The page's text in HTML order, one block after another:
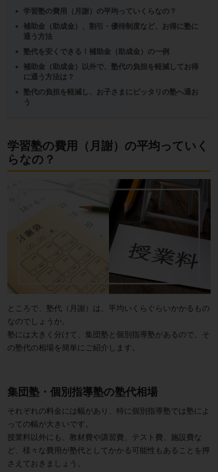
学習塾の費用（月謝）の平均っていくらなの？
補助金（助成金）、割引・優待制度など、お得に塾に
通う方法
塾代を安くできる！補助金（助成金）の一例
補助金（助成金）以外で、塾代の負担を軽減してお得
に通う方法は？
塾代の負担を軽減し、お子さまにピッタリの塾へ通お
う
学習塾の費用（月謝）の平均っていく
らなの？
ところで、塾代（月謝）は、平均いくらぐらいかかるもの
なのでしょうか。
塾には大きく分けて、集団塾と個別指導塾があるので、そ
の塾代の相場を簡単にご紹介します。
集団塾・個別指導塾の塾代相場
それぞれの料金には幅があり、特に個別指導塾では塾によ
っての幅が大きいです。
授業料以外にも、教材費や講習費、テスト費、施設費な
ど、様々な費用が塾代としてかかる可能性もあることを押
さえておきましょう。